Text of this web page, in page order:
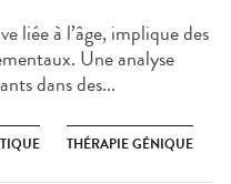
liée à l’âge, implique des
Une analyse
dans des...
THÉRAPIE GÉNIQUE